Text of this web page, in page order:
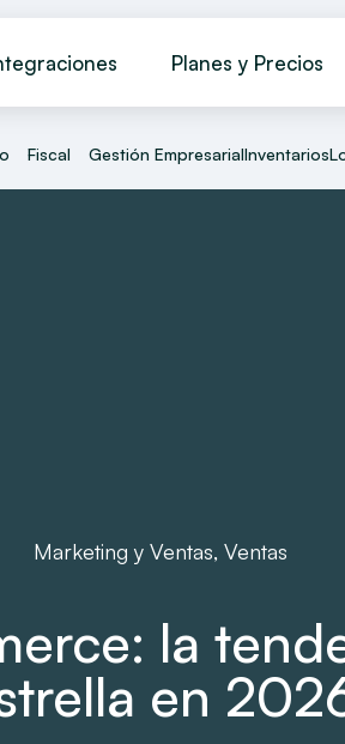
Planes y Precios
Fiscal Gestión EmpresarialInventarios
Marketing y Ventas, Ventas
la
en